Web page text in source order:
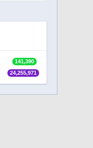
141,390
24,255,971